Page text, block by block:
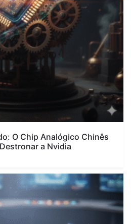
O Chip Analógico Chinês
a Nvidia